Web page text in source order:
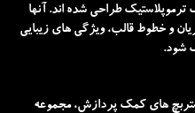
طراحی شده اند. آنها
و خطوط قالب، ویژگی های زیبایی
شود.
های کمک پردازش، مجموعه